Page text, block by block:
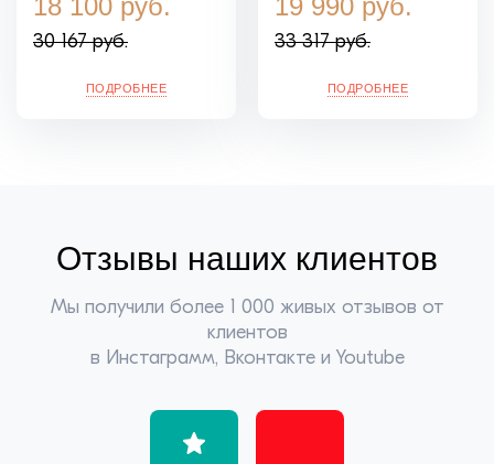
18 100 руб.
30 167 руб.
ПОДРОБНЕЕ
19 990 руб.
33 317 руб.
ПОДРОБНЕЕ
Отзывы наших клиентов
Мы получили более 1 000 живых отзывов от
клиентов
в Инстаграмм, Вконтакте и Youtube